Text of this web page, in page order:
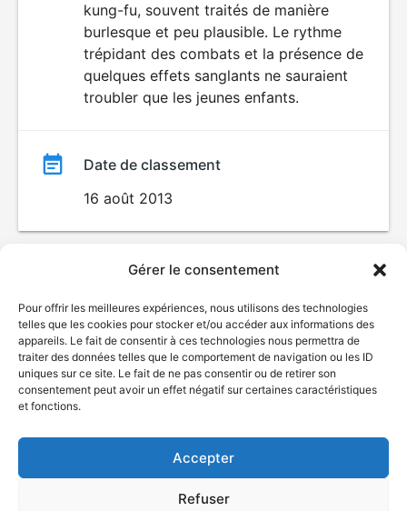
Gérer le consentement
Pour offrir les meilleures expériences, nous utilisons des technologies
telles que les cookies pour stocker et/ou accéder aux informations des
appareils. Le fait de consentir à ces technologies nous permettra de
traiter des données telles que le comportement de navigation ou les ID
uniques sur ce site. Le fait de ne pas consentir ou de retirer son
consentement peut avoir un effet négatif sur certaines caractéristiques
et fonctions.
Accepter
Refuser
kung-fu, souvent traités de manière
burlesque et peu plausible. Le rythme
trépidant des combats et la présence de
quelques effets sanglants ne sauraient
troubler que les jeunes enfants.
Date de classement
16 août 2013
© Gouvernement du Québec, 2026
Plan du site
Accessibilité
Accès à l'information
Déclaration de services